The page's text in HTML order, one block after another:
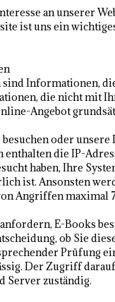
an unserer
ist uns ein
sind Informationen,
die nicht mit
Angebot
besuchen oder
enthalten die IP-
haben, Ihre
ist. Ansonsten
Angriffen maximal
E-Books
ob Sie
Prüfung
Der Zugriff
Server zuständig.